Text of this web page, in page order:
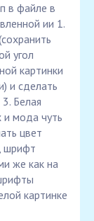
в файле в
ии 1.
угол
картинки
и сделать
Белая
и мода чуть
цвет
шрифт
же как на
картинке